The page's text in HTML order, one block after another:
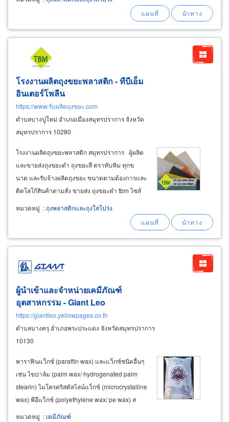
ไม่จ่าหน้า ขนาด 25x35+ฝาซองแถบกาว 4 ซม.
ซองพัสดุไปรษณีย์ไม่จ่าหน้า ขนาด 28x42+ฝาซอง
แถบกาว
โรงงานผลิตถุงขยะพลาสติก - ทีบีเอ็ม
อินเตอร์โพลีน
https://www.รับผลิตถุงขยะ.com
ตำบลบางปูใหม่ อำเภอเมืองสมุทรปราการ จังหวัด
สมุทรปราการ 10280
โรงงานผลิตถุงขยะพลาสติก สมุทรปราการ ผู้ผลิต
และขายส่งถุงขยะดำ ถุงขยะสี ตราทับทิม ทุกข
นาด และรับจ้างผลิตถุงขยะ ขนาดตามต้องการและ
ติดโลโก้สินค้าตามสั่ง ขายส่ง ถุงขยะดำ tbm ไซส์
เล็ก-ไซส์กลาง-ไซส์ใหญ่ สำหรับใส่ขยะเปียกขยะ
แห้งทั่วไป ถุงขยะสำหรับงานแม่บ้านโรงแรม แม่
หมวดหมู่ : ถุงพลาสติกและถุงใสโปร่ง
ผู้นำเข้าและจำหน่ายเคมีภัณฑ์
อุตสาหกรรม - Giant Leo
https://giantleo.yellowpages.co.th
ตำบลบางครุ อำเภอพระประแดง จังหวัดสมุทรปราการ
10130
พาราฟินแว็กซ์ (paraffin wax) และแว็กซ์ชนิดอื่นๆ
เช่น ไขปาล์ม (palm wax/ hydrogenated palm
stearin) ไมโครคริสตัลไลน์แว็กซ์ (microcrystalline
wax) พีอีแว็กซ์ (polyethylene wax/ pe wax) ส
แลคแว็กซ์ (slack wax) อีมัลชั่นแว็กซ์ (emulsion
หมวดหมู่ : เคมีภัณฑ์